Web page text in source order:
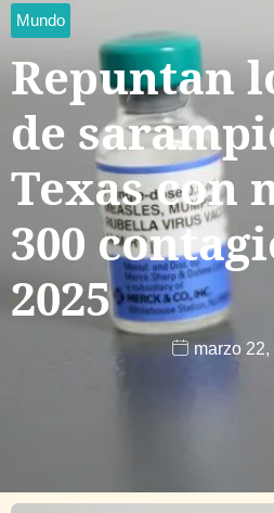
Mundo
Repuntan
de
Texas con
300
2025
marzo 22,